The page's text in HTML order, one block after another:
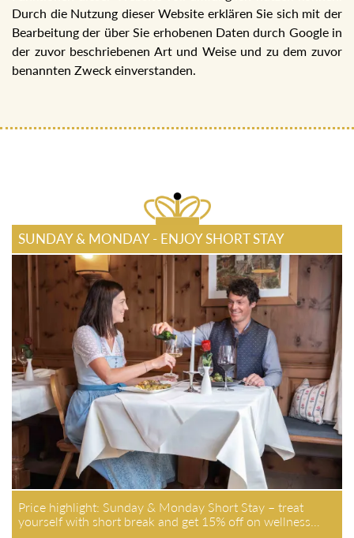
Durch die Nutzung dieser Website erklären Sie sich mit der
Bearbeitung der über Sie erhobenen Daten durch Google in
der zuvor beschriebenen Art und Weise und zu dem zuvor
benannten Zweck einverstanden.
SUNDAY & MONDAY - ENJOY SHORT STAY
Price highlight: Sunday & Monday Short Stay – treat
yourself with short break and get 15% off on wellness…